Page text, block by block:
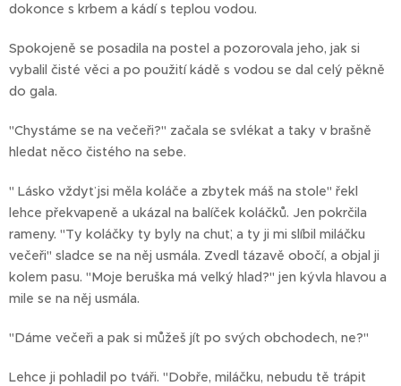
dokonce s krbem a kádí s teplou vodou.
Spokojeně se posadila na postel a pozorovala jeho, jak si
vybalil čisté věci a po použití kádě s vodou se dal celý pěkně
do gala.
"Chystáme se na večeři?" začala se svlékat a taky v brašně
hledat něco čistého na sebe.
" Lásko vždyť jsi měla koláče a zbytek máš na stole" řekl
lehce překvapeně a ukázal na balíček koláčků. Jen pokrčila
rameny. "Ty koláčky ty byly na chuť, a ty ji mi slíbil miláčku
večeři" sladce se na něj usmála. Zvedl tázavě obočí, a objal ji
kolem pasu. "Moje beruška má velký hlad?" jen kývla hlavou a
mile se na něj usmála.
"Dáme večeři a pak si můžeš jít po svých obchodech, ne?"
Lehce ji pohladil po tváři. "Dobře, miláčku, nebudu tě trápit